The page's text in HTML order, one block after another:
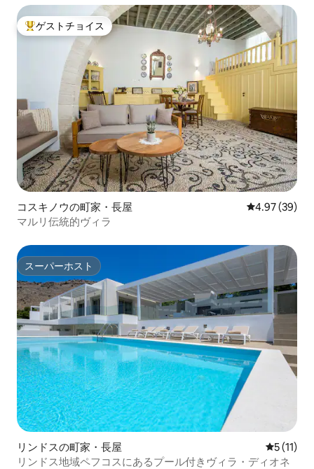
大好評のゲストチョイスです。
ゲストチョイス
コスキノウの町家・長屋 レビュー39
4.97 (39)
マルリ伝統的ヴィラ
スーパーホスト
スーパーホスト
リンドスの町家・長屋 レビュー
5 (11)
リンドス地域ペフコスにあるプール付きヴィラ・ディオネ